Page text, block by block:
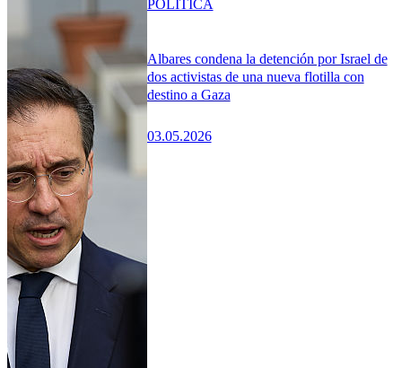
Albares condena la detención por Israel de
dos activistas de una nueva flotilla con
destino a Gaza
03.05.2026
POLÍTICA